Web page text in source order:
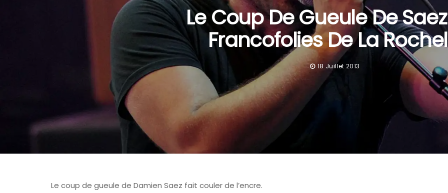
Le Coup De Gueule De
Francofolies De La
18 Juillet 2013
Le coup de gueule de Damien Saez fait couler de l’encre.